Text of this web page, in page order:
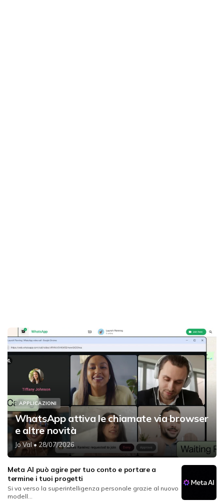
APPLICAZIONI
WhatsApp attiva le chiamate via browser
e altre novità
Jo Val• 28/07/2026
Meta AI può agire per tuo conto e portare a
termine i tuoi progetti
Si va verso la superintelligenza personale grazie al nuovo
modell...